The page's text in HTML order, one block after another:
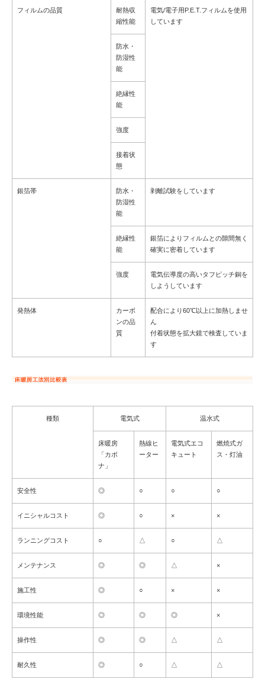
フィルムの品質
耐熱収
縮性能
電気/電子用P.E.T.フィルムを使用
しています
防水・
防湿性
能
絶縁性
能
強度
接着状
態
銀箔帯
防水・
防湿性
能
剥離試験をしています
絶縁性
能
銀箔によりフィルムとの隙間無く
確実に密着しています
強度
電気伝導度の高いタフピッチ銅を
しようしています
発熱体
カーボ
ンの品
質
配合により60℃以上に加熱しませ
ん
付着状態を拡大鏡で検査していま
す
種類 電気式 温水式
床暖房
「カボ
ナ」
熱線ヒ
ーター
電気式エコ
キュート
燃焼式ガ
ス・灯油
安全性 ◎ ○ ○ ○
イニシャルコスト ◎ ○ × ×
ランニングコスト ○ △ ○ △
メンテナンス ◎ ◎ △ ×
施工性 ◎ ○ × ×
環境性能 ◎ ◎ ◎ ×
操作性 ◎ ◎ △ △
耐久性 ◎ ○ △ △